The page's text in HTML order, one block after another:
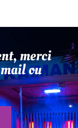
merci
ou